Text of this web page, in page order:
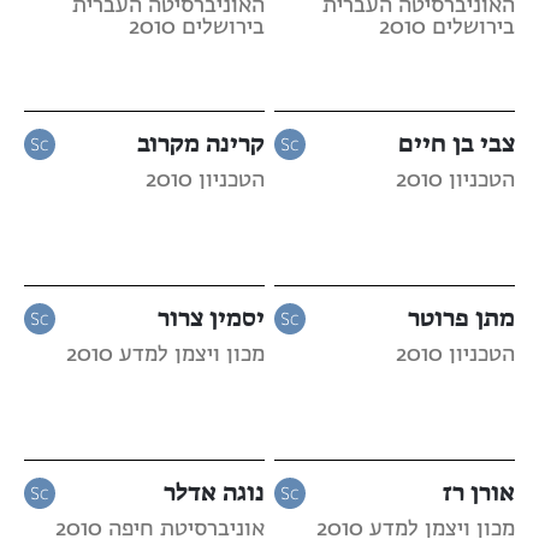
האוניברסיטה העברית
בירושלים 2010
האוניברסיטה העברית
בירושלים 2010
צבי בן חיים
הטכניון 2010
קרינה מקרוב
הטכניון 2010
מתן פרוטר
הטכניון 2010
יסמין צרור
מכון ויצמן למדע 2010
אורן רז
מכון ויצמן למדע 2010
נוגה אדלר
אוניברסיטת חיפה 2010